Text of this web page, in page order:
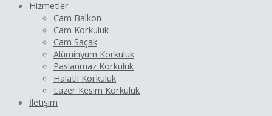
Hizmetler
Cam Balkon
Cam Korkuluk
Cam Saçak
Alüminyum Korkuluk
Paslanmaz Korkuluk
Halatlı Korkuluk
Lazer Kesim Korkuluk
İletişim